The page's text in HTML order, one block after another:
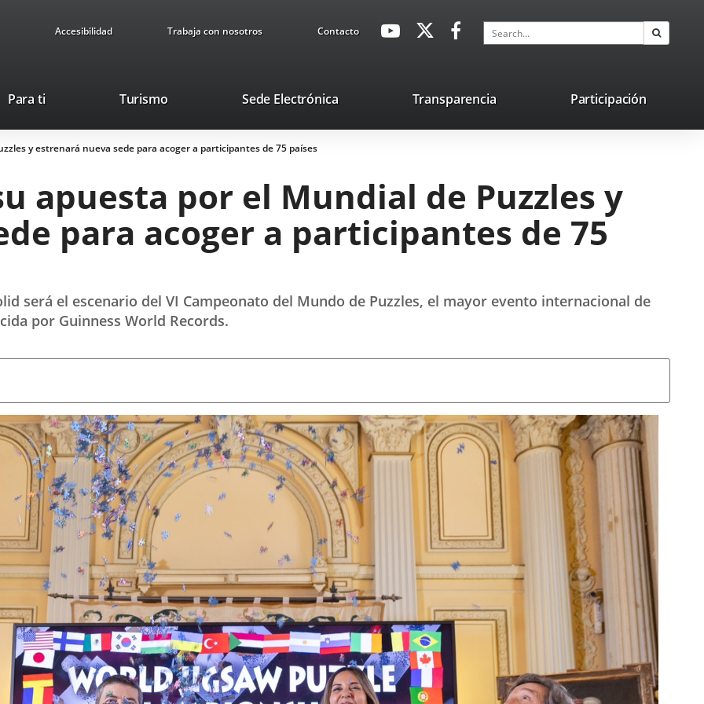
Accesibilidad Trabaja con nosotros ContactoavaHeaderSocial
Link
Link
application.
application.
Search
Para ti TurismoThis
will
open
pop-
up
window.
Sede ElectrónicaLink
external
Transparencia Participación
y estrenará nueva sede para acoger a participantes de 75 países
apuesta por el Mundial de Puzzles y
para acoger a participantes de 75
será el escenario del VI Campeonato del Mundo de Puzzles, el mayor evento internacional de
por Guinness World Records.